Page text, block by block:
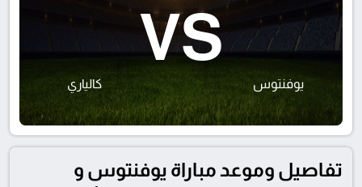
يوفنتوس
VS
كالياري
تفاصيل وموعد مباراة يوفنتوس و